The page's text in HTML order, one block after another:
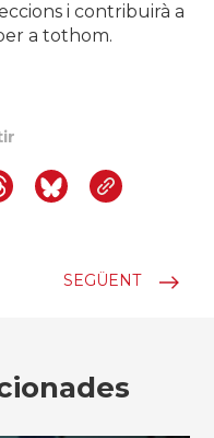
i contribuirà a
a tothom.
SEGÜENT